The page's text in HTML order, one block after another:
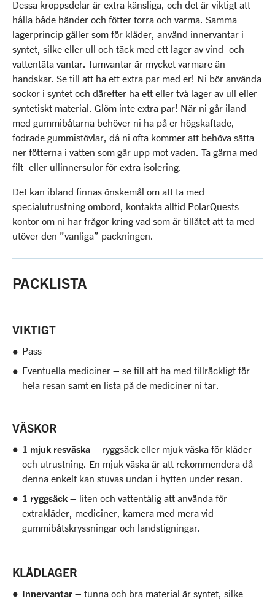
Dessa kroppsdelar är extra känsliga, och det är viktigt att
hålla både händer och fötter torra och varma. Samma
lagerprincip gäller som för kläder, använd innervantar i
syntet, silke eller ull och täck med ett lager av vind- och
vattentäta vantar. Tumvantar är mycket varmare än
handskar. Se till att ha ett extra par med er! Ni bör använda
sockor i syntet och därefter ha ett eller två lager av ull eller
syntetiskt material. Glöm inte extra par! När ni går iland
med gummibåtarna behöver ni ha på er högskaftade,
fodrade gummistövlar, då ni ofta kommer att behöva sätta
ner fötterna i vatten som går upp mot vaden. Ta gärna med
filt- eller ullinnersulor för extra isolering.
Det kan ibland finnas önskemål om att ta med
specialutrustning ombord, kontakta alltid PolarQuests
kontor om ni har frågor kring vad som är tillåtet att ta med
utöver den ”vanliga” packningen.
PACKLISTA
VIKTIGT
Pass
Eventuella mediciner – se till att ha med tillräckligt för
hela resan samt en lista på de mediciner ni tar.
VÄSKOR
1 mjuk resväska – ryggsäck eller mjuk väska för kläder
och utrustning. En mjuk väska är att rekommendera då
denna enkelt kan stuvas undan i hytten under resan.
1 ryggsäck – liten och vattentålig att använda för
extrakläder, mediciner, kamera med mera vid
gummibåtskryssningar och landstigningar.
KLÄDLAGER
Innervantar – tunna och bra material är syntet, silke